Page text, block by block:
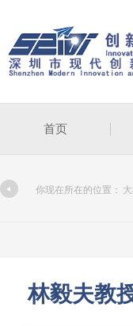
首页
你现在所在的位置：
林毅夫教